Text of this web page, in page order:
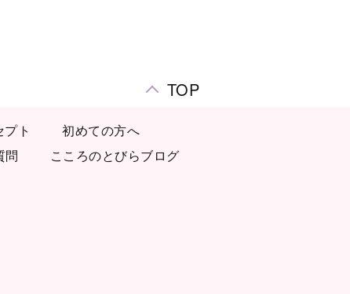
TOP
プト
初めての方へ
問
こころのとびらブログ